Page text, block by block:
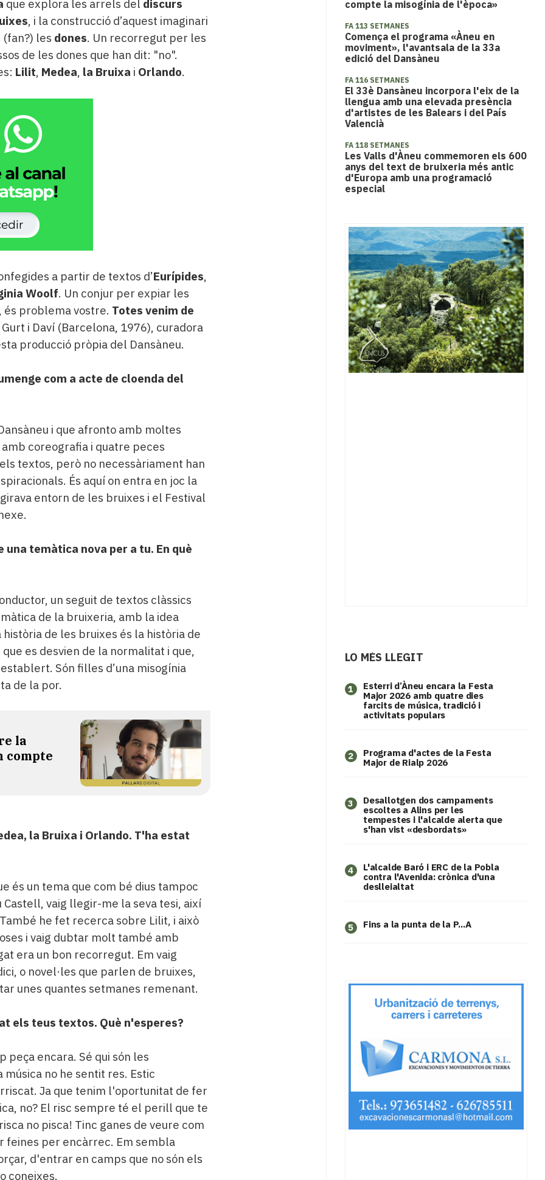
que explora les arrels del discurs
, i la construcció d’aquest imaginari
les dones. Un recorregut per les
de les dones que han dit: "no".
Lilit, Medea, la Bruixa i Orlando.
a partir de textos d’Eurípides,
Woolf. Un conjur per expiar les
és problema vostre. Totes venim de
i Daví (Barcelona, 1976), curadora
producció pròpia del Dansàneu.
com a acte de cloenda del
i que afronto amb moltes
coreografia i quatre peces
textos, però no necessàriament han
És aquí on entra en joc la
entorn de les bruixes i el Festival
temàtica nova per a tu. En què
un seguit de textos clàssics
de la bruixeria, amb la idea
de les bruixes és la història de
es desvien de la normalitat i que,
Són filles d’una misogínia
de la por.
la
compte
la Bruixa i Orlando. T'ha estat
és un tema que com bé dius tampoc
vaig llegir-me la seva tesi, així
he fet recerca sobre Lilit, i això
i vaig dubtar molt també amb
era un bon recorregut. Em vaig
o novel·les que parlen de bruixes,
unes quantes setmanes remenant.
els teus textos. Què n'esperes?
encara. Sé qui són les
no he sentit res. Estic
Ja que tenim l'oportunitat de fer
no? El risc sempre té el perill que te
no pisca! Tinc ganes de veure com
feines per encàrrec. Em sembla
d'entrar en camps que no són els
coneixes.
compte la misogínia de l'època»
FA 113 SETMANES
Comença el programa «Àneu en
moviment», l'avantsala de la 33a
edició del Dansàneu
FA 116 SETMANES
El 33è Dansàneu incorpora l'eix de la
llengua amb una elevada presència
d'artistes de les Balears i del País
Valencià
FA 118 SETMANES
Les Valls d'Àneu commemoren els 600
anys del text de bruixeria més antic
d'Europa amb una programació
especial
LO MÉS LLEGIT
1
Esterri d’Àneu encara la Festa
Major 2026 amb quatre dies
farcits de música, tradició i
activitats populars
2
Programa d'actes de la Festa
Major de Rialp 2026
3
​Desallotgen dos campaments
escoltes a Alins per les
tempestes i l'alcalde alerta que
s'han vist «desbordats»
4
L'alcalde Baró i ERC de la Pobla
contra l'Avenida: crònica d'una
deslleialtat
5 Fins a la punta de la P...A